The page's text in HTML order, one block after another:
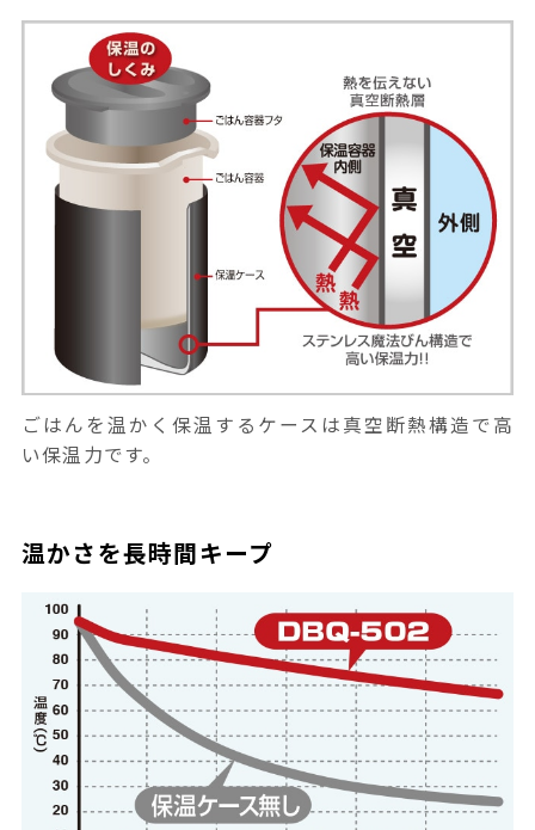
ごはんを温かく保温するケースは真空断熱構造で高
い保温力です。
温かさを長時間キープ